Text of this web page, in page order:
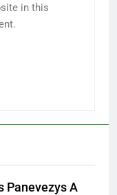
in this
Panevezys A